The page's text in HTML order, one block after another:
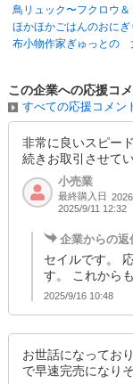
鳥リュック〜フクロウ
ほかほかごはんのおに
布小物作家ぎゅっとの
この企業への応援コ
すべての応援コメン
非常に良いスピー
続きお取引させて
小売業
最終購入日
2025/9/11 12:32
企業からの返
セイルです。
す。 これから
2025/9/16 10:48
お世話になってお
で早速完売になり